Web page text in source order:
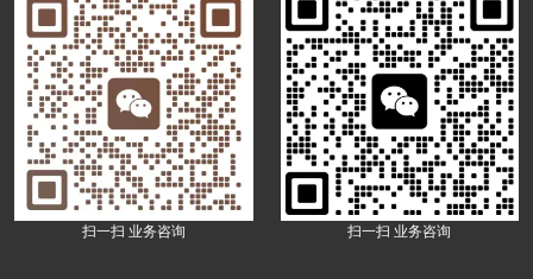
扫一扫 业务咨询 扫一扫 业务咨询